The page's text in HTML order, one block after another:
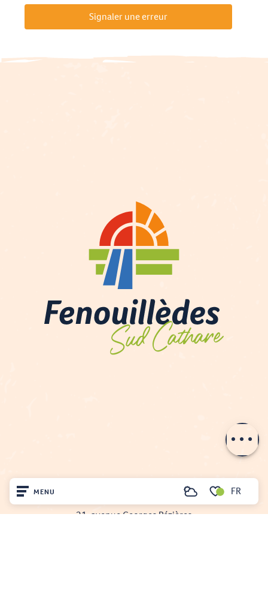
MENU
Voir les favoris
RechercheFR
Signaler une erreur
OFFICE DE TOURISME DU FENOUILLÈDES
21, avenue Georges Pézières